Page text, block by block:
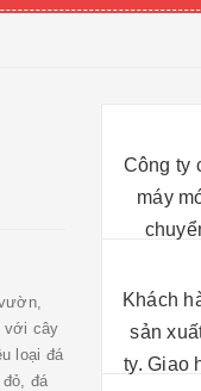
với cây
loại đá
đá
Công ty
máy
Khách
sản
ty. Giao